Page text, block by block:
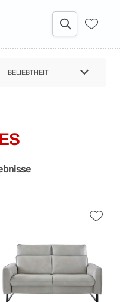
BELIEBTHEIT